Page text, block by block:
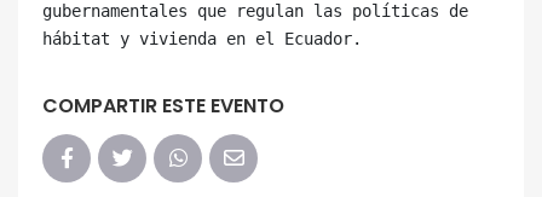
gubernamentales que regulan las políticas de
COMPARTIR ESTE EVENTO